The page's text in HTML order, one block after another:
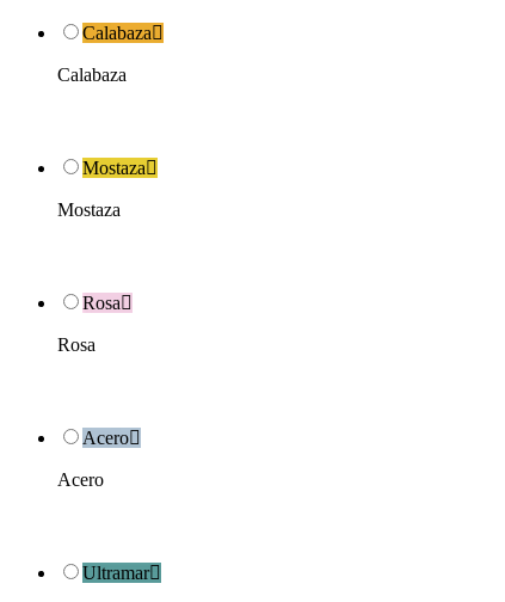
Calabaza
Calabaza
Mostaza
Mostaza
Rosa
Rosa
Acero
Acero
Ultramar